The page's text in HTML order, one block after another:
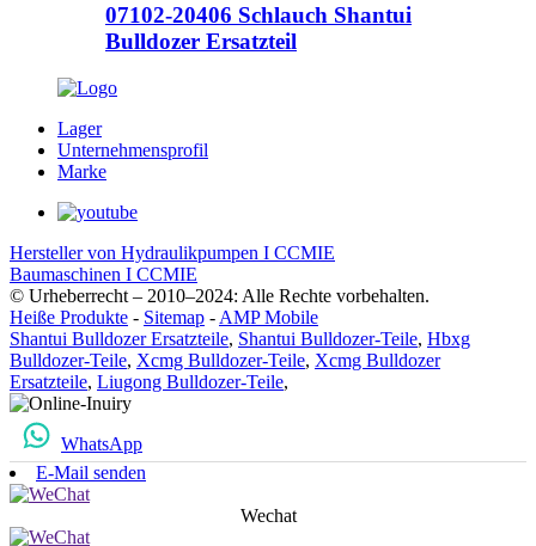
07102-20406 Schlauch Shantui
Bulldozer Ersatzteil
Lager
Unternehmensprofil
Marke
Hersteller von Hydraulikpumpen I CCMIE
Baumaschinen I CCMIE
© Urheberrecht – 2010–2024: Alle Rechte vorbehalten.
Heiße Produkte - Sitemap - AMP Mobile
Shantui Bulldozer Ersatzteile, Shantui Bulldozer-Teile, Hbxg
Bulldozer-Teile, Xcmg Bulldozer-Teile, Xcmg Bulldozer
Ersatzteile, Liugong Bulldozer-Teile,
WhatsApp
E-Mail senden
Wechat